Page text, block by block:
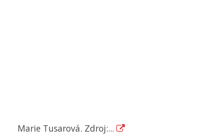
Marie Tusarová. Zdroj:...